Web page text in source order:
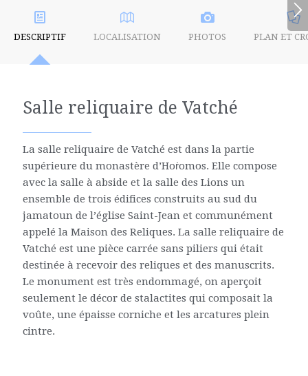
DESCRIPTIF LOCALISATION PHOTOS PLAN ET
Salle reliquaire de Vatché
La salle reliquaire de Vatché est dans la partie
supérieure du monastère d’Hoṙomos. Elle compose
avec la salle à abside et la salle des Lions un
ensemble de trois édifices construits au sud du
jamatoun de l’église Saint-Jean et communément
appelé la Maison des Reliques. La salle reliquaire de
Vatché est une pièce carrée sans piliers qui était
destinée à recevoir des reliques et des manuscrits.
Le monument est très endommagé, on aperçoit
seulement le décor de stalactites qui composait la
voûte, une épaisse corniche et les arcatures plein
cintre.